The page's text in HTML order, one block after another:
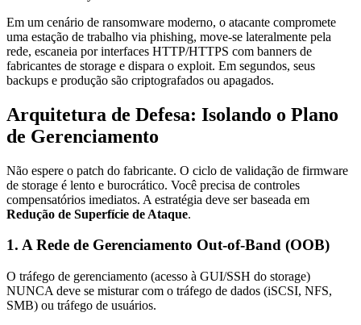
Em um cenário de ransomware moderno, o atacante compromete
uma estação de trabalho via phishing, move-se lateralmente pela
rede, escaneia por interfaces HTTP/HTTPS com banners de
fabricantes de storage e dispara o exploit. Em segundos, seus
backups e produção são criptografados ou apagados.
Arquitetura de Defesa: Isolando o Plano
de Gerenciamento
Não espere o patch do fabricante. O ciclo de validação de firmware
de storage é lento e burocrático. Você precisa de controles
compensatórios imediatos. A estratégia deve ser baseada em
Redução de Superfície de Ataque.
1. A Rede de Gerenciamento Out-of-Band (OOB)
O tráfego de gerenciamento (acesso à GUI/SSH do storage)
NUNCA deve se misturar com o tráfego de dados (iSCSI, NFS,
SMB) ou tráfego de usuários.